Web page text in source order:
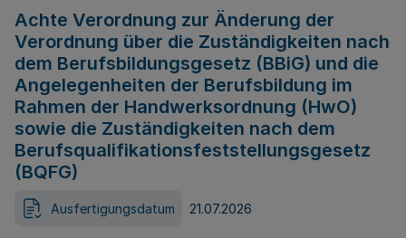
Achte Verordnung zur Änderung der
Verordnung über die Zuständigkeiten nach
dem Berufsbildungsgesetz (BBiG) und die
Angelegenheiten der Berufsbildung im
Rahmen der Handwerksordnung (HwO)
sowie die Zuständigkeiten nach dem
Berufsqualifikationsfeststellungsgesetz
(BQFG)
Ausfertigungsdatum 21.07.2026